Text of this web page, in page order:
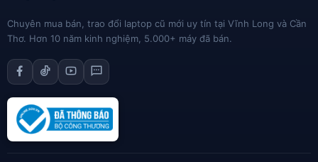
Chuyên mua bán, trao đổi laptop cũ mới uy tín tại Vĩnh Long và Cần
Thơ. Hơn 10 năm kinh nghiệm, 5.000+ máy đã bán.